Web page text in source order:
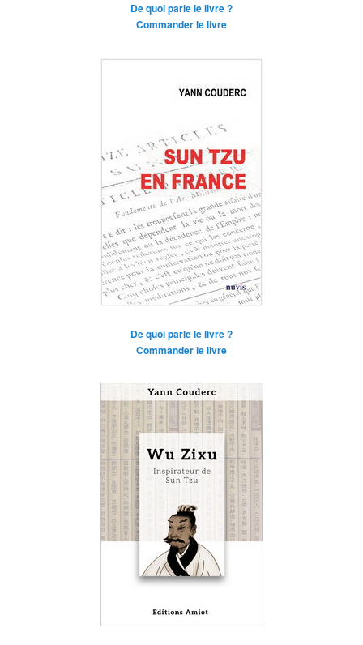
De quoi parle le livre ?
Commander le livre
De quoi parle le livre ?
Commander le livre